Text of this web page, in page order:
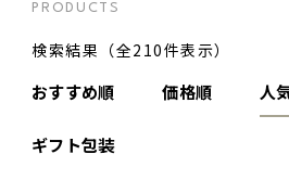
商品一覧
名入れ可能なお箸
お
商品ピックアップ＆トピックス
PRODUCTS
検索結果（全210件表示）
おすすめ順 価格順 人
ギフト包装